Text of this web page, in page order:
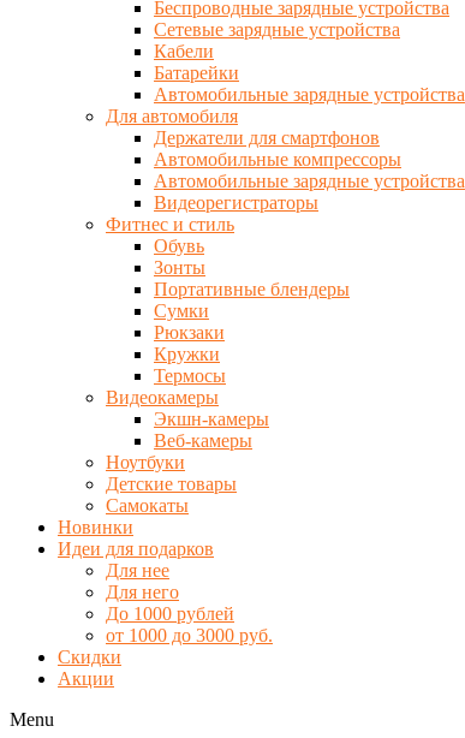
Беспроводные зарядные устройства
Сетевые зарядные устройства
Кабели
Батарейки
Автомобильные зарядные устройства
Для автомобиля
Держатели для смартфонов
Автомобильные компрессоры
Автомобильные зарядные устройства
Видеорегистраторы
Фитнес и стиль
Обувь
Зонты
Портативные блендеры
Сумки
Рюкзаки
Кружки
Термосы
Видеокамеры
Экшн-камеры
Веб-камеры
Ноутбуки
Детские товары
Самокаты
Новинки
Идеи для подарков
Для нее
Для него
До 1000 рублей
от 1000 до 3000 руб.
Скидки
Акции
Menu